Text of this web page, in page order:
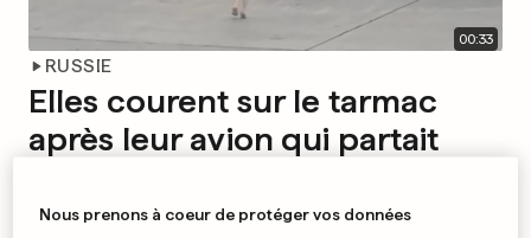
00:33
RUSSIE
Elles courent sur le tarmac
après leur avion qui partait
0
Nous prenons à coeur de protéger vos données